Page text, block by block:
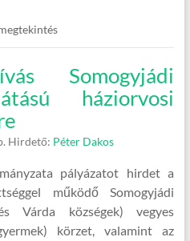
Somogyjádi
háziorvosi
Hirdető: Péter Dakos
pályázatot hirdet a
működő Somogyjádi
Várda községek) vegyes
körzet, valamint az